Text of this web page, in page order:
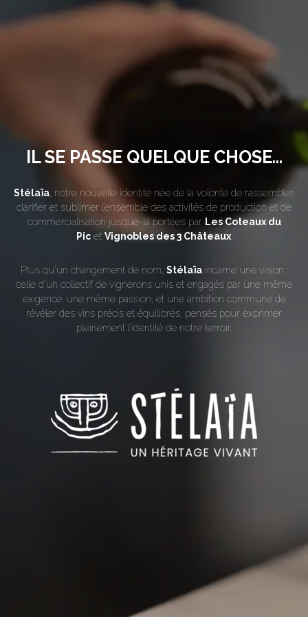
IL SE PASSE QUELQUE CHOSE...
Stélaïa, notre nouvelle identité née de la volonté de rassembler,
clarifier et sublimer l’ensemble des activités de production et de
commercialisation jusque-là portées par Les Coteaux du
Picet Vignobles des 3 Châteaux.
Plus qu’un changement de nom, Stélaïaincarne une vision :
celle d’un collectif de vignerons unis et engagés par une même
exigence, une même passion, et une ambition commune de
révéler des vins précis et équilibrés, pensés pour exprimer
pleinement l’identité de notre terroir.